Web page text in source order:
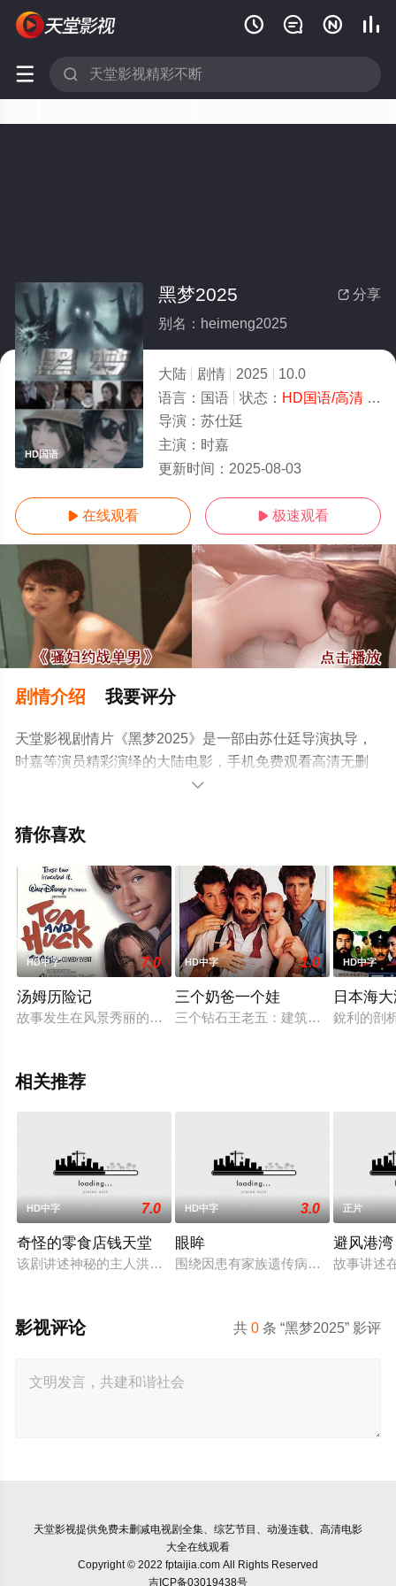
   
 
HD国语
 分享
黑梦2025
别名：heimeng2025
大陆 剧情 2025
10.0
语言： 国语 状态： HD国语/高清- 免费在线观看
导演： 苏仕廷
主演： 时嘉
更新时间： 2025-08-03
 在线观看  极速观看
剧情介绍 我要评分
天堂影视剧情片《黑梦2025》是一部由苏仕廷导演执导，
时嘉等演员精彩演绎的大陆电影，手机免费观看高清无删
减完整版电影就上天堂电影网，更多相关信息可移步至豆

猜你喜欢
HD中字 7.0
汤姆历险记
故事发生在风景秀丽的密西西比河畔，汤姆（乔纳森·泰勒·托马
HD中字 1.0
三个奶爸一个娃
三个钻石王老五：建筑师彼得（汤姆
HD中字
日本海
銳利的剖
相关推荐
HD中字 7.0
奇怪的零食店钱天堂
该剧讲述神秘的主人洪子卖能够实现人们愿望的神秘零食，以及
HD中字 3.0
眼眸
围绕因患有家族遗传病而导致视力逐
正片
避风港湾
故事讲述
共0 条 “黑梦2025” 影评
影视评论
天堂影视提供免费未删减电视剧全集、综艺节目、动漫连载、高清电影
大全在线观看
Copyright © 2022 fptaijia.com All Rights Reserved
吉ICP备03019438号